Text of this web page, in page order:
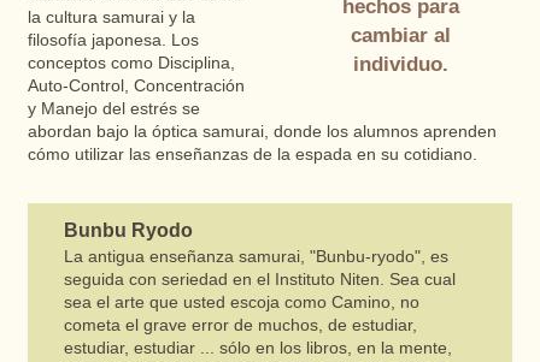
hechos para
cambiar al
individuo.
la cultura samurai y la
filosofía japonesa. Los
conceptos como Disciplina,
Auto-Control, Concentración
y Manejo del estrés se
abordan bajo la óptica samurai, donde los alumnos aprenden
cómo utilizar las enseñanzas de la espada en su cotidiano.
Bunbu Ryodo
La antigua enseñanza samurai, "Bunbu-ryodo", es
seguida con seriedad en el Instituto Niten. Sea cual
sea el arte que usted escoja como Camino, no
cometa el grave error de muchos, de estudiar,
estudiar, estudiar ... sólo en los libros, en la mente,